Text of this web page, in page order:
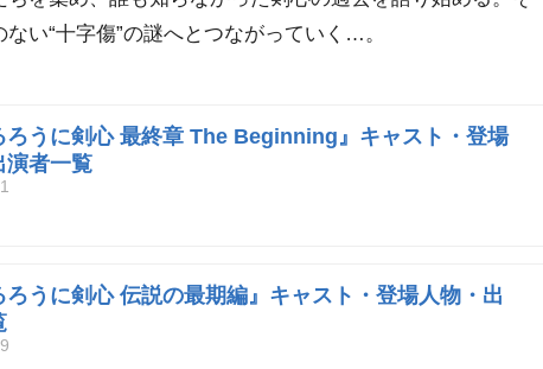
い“十字傷”の謎へとつながっていく…。
ろうに剣心 最終章 The Beginning』キャスト・登場
演者一覧
ろうに剣心 伝説の最期編』キャスト・登場人物・出